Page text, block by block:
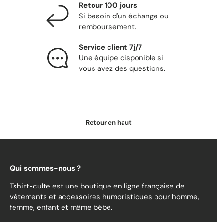
Retour 100 jours
Si besoin d'un échange ou
remboursement.
Service client 7j/7
Une équipe disponible si
vous avez des questions.
Retour en haut
Qui sommes-nous ?
Tshirt-culte est une boutique en ligne française de
vêtements et accessoires humoristiques pour homme,
femme, enfant et même bébé.